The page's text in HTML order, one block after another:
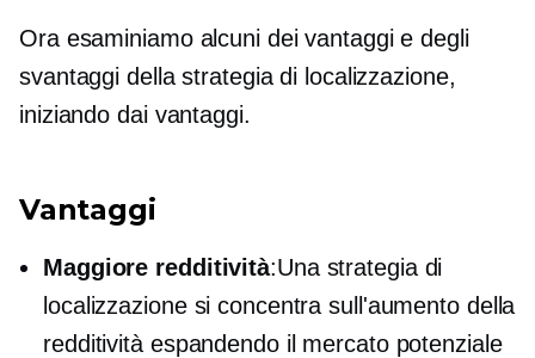
Ora esaminiamo alcuni dei vantaggi e degli
svantaggi della strategia di localizzazione,
iniziando dai vantaggi.
Vantaggi
Maggiore redditività:Una strategia di
localizzazione si concentra sull'aumento della
redditività espandendo il mercato potenziale